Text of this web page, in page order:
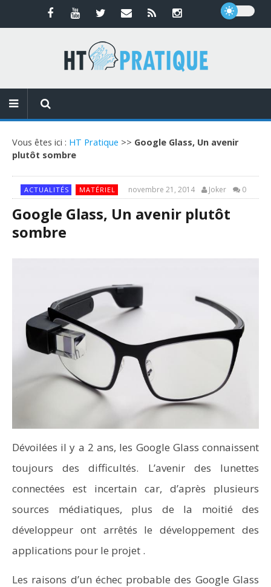
Vous êtes ici : HT Pratique >> Google Glass, Un avenir
plutôt sombre
ACTUALITÉS MATÉRIEL novembre 21, 2014 Joker 0
Google Glass, Un avenir plutôt
sombre
Dévoilées il y a 2 ans, les Google Glass connaissent
toujours des difficultés. L’avenir des lunettes
connectées est incertain car, d’après plusieurs
sources médiatiques, plus de la moitié des
développeur ont arrêtés le développement des
applications pour le projet .
Les raisons d’un échec probable des Google Glass